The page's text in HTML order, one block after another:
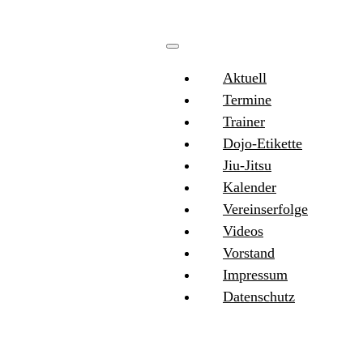
Aktuell
Termine
Trainer
Dojo-Etikette
Jiu-Jitsu
Kalender
Vereinserfolge
Videos
Vorstand
Impressum
Datenschutz